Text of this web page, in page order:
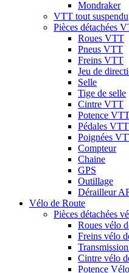
Mondraker
VTT tout suspendu
Pièces détachées
Roues VTT
Pneus VTT
Freins VTT
Jeu de
Selle
Tige de selle
Cintre VTT
Potence
Pédales VTT
Poignées
Compteur
Chaine
GPS
Outillage
Dérailleur
Vélo de Route
Pièces détachées
Roues vélo
Freins vélo
Cintre vélo
Potence